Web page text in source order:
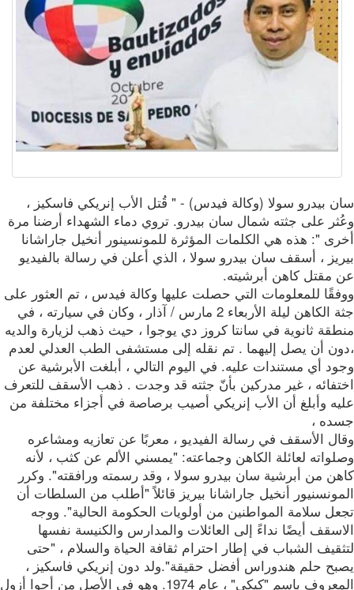
بيدرو سولا (وكالة فيدس) - " قُتل الأب إنريكي فاسكيز ،
على جثته شمال سان بيدرو. تروي دماء الشهداء أرضنا مرة
": هذه هي الكلمات المؤثرة للمونسينور أنخيل جاراشانا
، أسقف سان بيدرو سولا ، الذي أعلن في رسالة بالفيديو
مقتل كاهن أبرشيته.
للمعلومات التي حصلت عليها وكالة فيدس ، تم العثور على
جثة الكاهن ليلة الأربعاء 2 مارس / آذار ، وكان في سيارته ، في
ثانوية في سانتا كروز دي يوجوا ، حيث ذهب لزيارة والديه
أن يصل إليهما . تم نقله إلى مستشفى الطب العدلي لعدم
أي مستندات عليه. في اليوم التالي ، أبلغت الأبرشية عن
، غير مدركين بأنّ جثته قد وجدت . ذهب الأسقف للتعرف
وأبلغ أن الأب إنريكي أصيب برصاصة في أجزاء مختلفة من
،
الأسقف في رسالة الفيديو ، معربًا عن تعازيه ومشاعره
لعائلة الكاهن وجماعته: "يمسني الألم عن كثب ، لأنه
من أبرشية سان بيدرو سولا ، وقد رسمته ورافقته". وكرر
أنخيل جاراشانا بيريز قائلاً "أطلب من السلطات أن
سلامة المواطنين من أولويات الحكومة الحالية". ووجه
أيضًا نداءً إلى العائلات والمدارس والكنيسة نفسها
الشباب في إطار احترام ثقافة الحياة والسلام ، "حتى
حلم هندوراس أفضل حقيقة".ولد دون إنريكي فاسكيز ،
المعروف باسم "كيكي" ، عام 1974. وهو في الأصل من أجوا أزول